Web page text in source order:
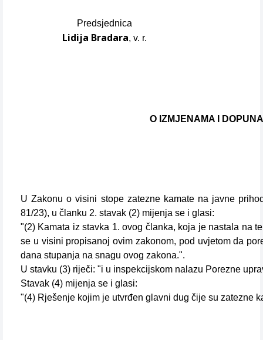
Predsjednica
Lidija Bradara, v. r.
O IZMJENAMA I
U Zakonu o visini stope zatezne kamate na javne
81/23), u članku 2. stavak (2) mijenja se i glasi:
"(2) Kamata iz stavka 1. ovog članka, koja je nastala na
se u visini propisanoj ovim zakonom, pod uvjetom da
dana stupanja na snagu ovog zakona.".
U stavku (3) riječi: "i u inspekcijskom nalazu Porezne
Stavak (4) mijenja se i glasi:
"(4) Rješenje kojim je utvrđen glavni dug čije su zatezne